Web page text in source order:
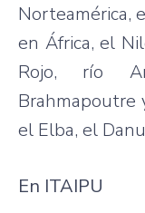
Norteamérica,
en África, el
Rojo, río
Brahmapoutre
el Elba, el
En ITAIPU